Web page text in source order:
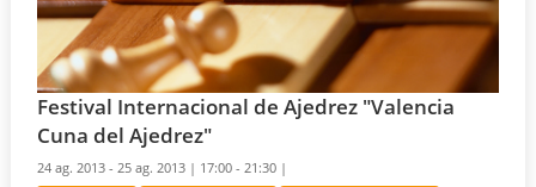
Festival Internacional de Ajedrez "Valencia
Cuna del Ajedrez"
24 ag. 2013 - 25 ag. 2013 | 17:00 - 21:30 |